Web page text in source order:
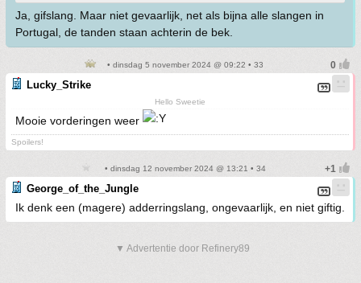
Ja, gifslang. Maar niet gevaarlijk, net als bijna alle slangen in
Portugal, de tanden staan achterin de bek.
• dinsdag 5 november 2024 @ 09:22 • 33
Lucky_Strike
Hello Sweetie
Mooie vorderingen weer
Spoilers!
• dinsdag 12 november 2024 @ 13:21 • 34
George_of_the_Jungle
Ik denk een (magere) adderringslang, ongevaarlijk, en niet giftig.
▼ Advertentie door Refinery89